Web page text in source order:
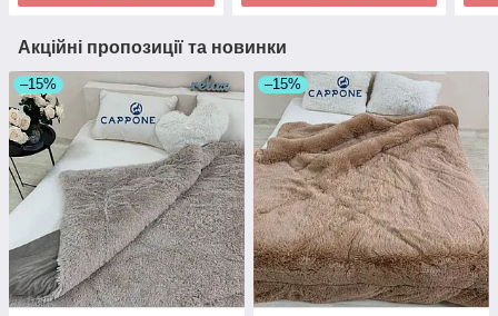
Акційні пропозиції та новинки
–15% –15%